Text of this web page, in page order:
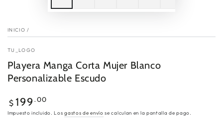
INICIO /
TU_LOGO
Playera Manga Corta Mujer Blanco
Personalizable Escudo
Precio
regular
$ 199 .00
Impuesto incluido. Losgastos de envío se calculan en la pantalla de pago.